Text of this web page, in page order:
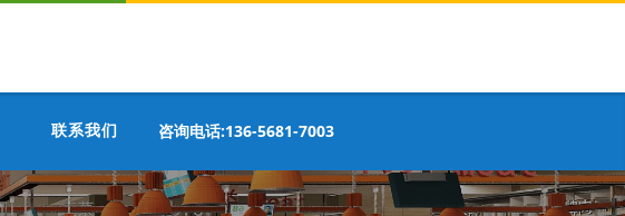
联系我们 咨询电话:136-5681-7003